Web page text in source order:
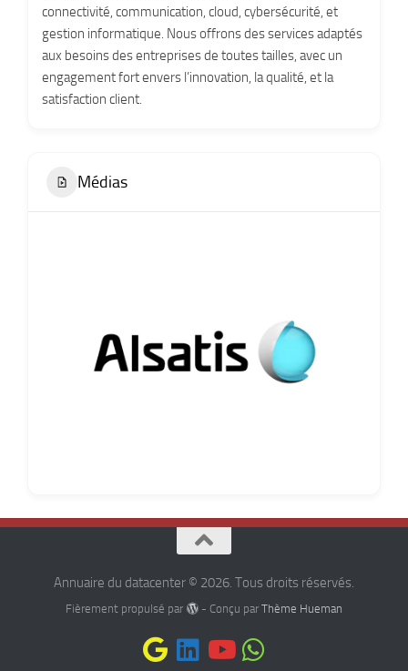
connectivité, communication, cloud, cybersécurité, et
gestion informatique. Nous offrons des services adaptés
aux besoins des entreprises de toutes tailles, avec un
engagement fort envers l’innovation, la qualité, et la
satisfaction client.
Médias
Annuaire du datacenter © 2026. Tous droits réservés.
Fièrement propulsé par - Conçu par Thème Hueman